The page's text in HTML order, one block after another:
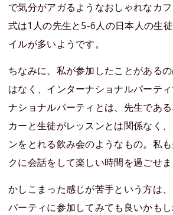
で気分がアガるようなおしゃれなカ
式は1人の先生と5-6人の日本人の生
イルが多いようです。
ちなみに、私が参加したことがある
はなく、インターナショナルパーテ
ナショナルパーティとは、先生であ
カーと生徒がレッスンとは関係なく
ンをとれる飲み会のようなもの。私
クに会話をして楽しい時間を過ごせま
かしこまった感じが苦手という方は
パーティに参加してみても良いかもし